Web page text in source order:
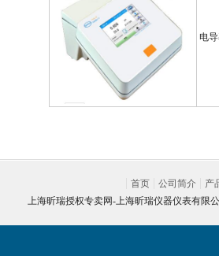
电
首页 公司简介
产
上海昕瑞授权专卖网-上海昕瑞仪器仪表有限